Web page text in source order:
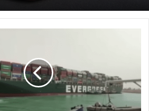
на душу населения в США